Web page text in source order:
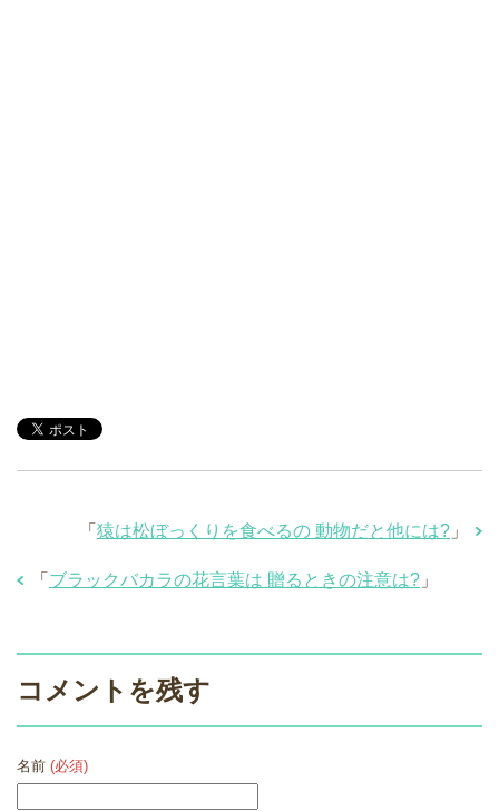
「 猿は松ぼっくりを食べるの 動物だと他には? 」
「 ブラックバカラの花言葉は 贈るときの注意は? 」
コメントを残す
名前 (必須)